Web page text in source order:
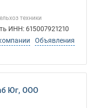
техники
ИНН: 615007921210
Объявления
Юг, ООО